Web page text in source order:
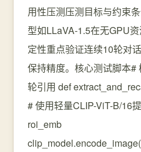
用性压测压测目标与约束
型如LLaVA-1.5在无GPU
定性重点验证连续10轮对
保持精度。核心测试脚本#
轮引用 def
# 使用轻量CLIP-ViT-B/16
roi_emb